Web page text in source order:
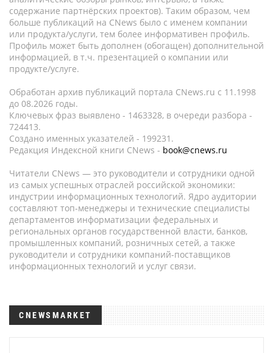
содержание партнёрских проектов). Таким образом, чем
больше публикаций на CNews было с именем компании
или продукта/услуги, тем более информативен профиль.
Профиль может быть дополнен (обогащен) дополнительной
информацией, в т.ч. презентацией о компании или
продукте/услуге.
Обработан архив публикаций портала CNews.ru c 11.1998
до 08.2026 годы.
Ключевых фраз выявлено - 1463328, в очереди разбора -
724413.
Создано именных указателей - 199231.
Редакция Индексной книги CNews - book@cnews.ru
Читатели CNews — это руководители и сотрудники одной
из самых успешных отраслей российской экономики:
индустрии информационных технологий. Ядро аудитории
составляют топ-менеджеры и технические специалисты
департаментов информатизации федеральных и
региональных органов государственной власти, банков,
промышленных компаний, розничных сетей, а также
руководители и сотрудники компаний-поставщиков
информационных технологий и услуг связи.
CNEWSMARKET